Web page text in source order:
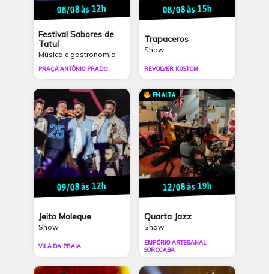
08/08 às 12h
Festival Sabores de
Tatuí
Música e gastronomia
PRAÇA ANTÔNIO PRADO
08/08 às 15h
Trapaceros
Show
REVOLVER KUSTOM
09/08 às 12h
Jeito Moleque
Show
VILA DA PRAIA
EM ALTA
12/08 às 19h
Quarta Jazz
Show
EMPÓRIO ARTESANAL
SOROCABA